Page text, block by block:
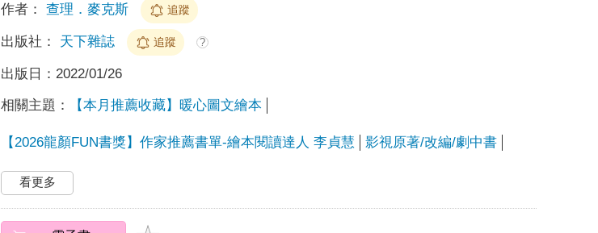
作者： 查理．麥克斯 追蹤
出版社： 天下雜誌 追蹤 ?
出版日： 2022/01/26
相關主題： 【本月推薦收藏】暖心圖文繪本
【2026龍顏FUN書獎】作家推薦書單-繪本閱讀達人 李貞慧 影視原著/改編/劇中書
看更多